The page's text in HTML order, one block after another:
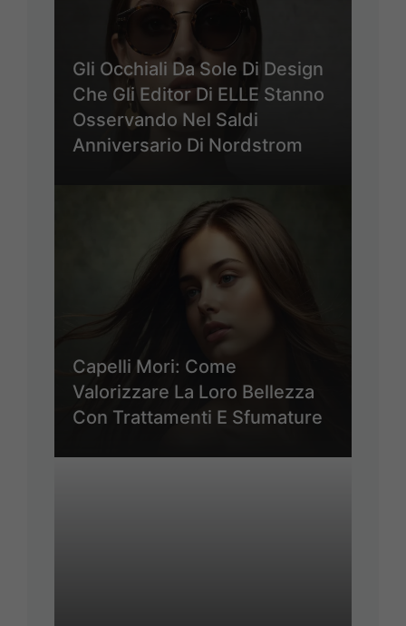
Gli Occhiali Da Sole Di Design
Che Gli Editor Di ELLE Stanno
Osservando Nel Saldi
Anniversario Di Nordstrom
Capelli Mori: Come
Valorizzare La Loro Bellezza
Con Trattamenti E Sfumature